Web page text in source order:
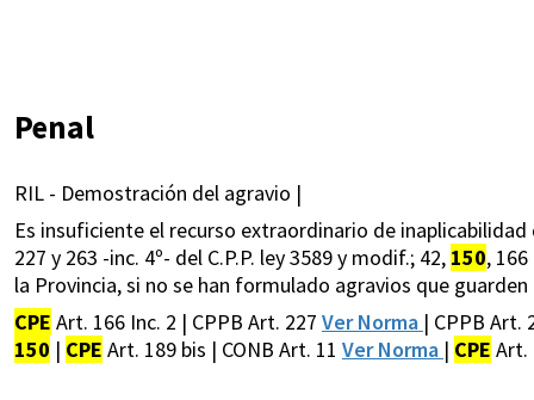
Penal
RIL - Demostración del agravio |
Es insuficiente el recurso extraordinario de
227 y 263 -inc. 4º- del C.P.P. ley 3589 y modif.; 42, 150,
la Provincia, si no se han formulado agravios que
CPE Art. 166 Inc. 2 | CPPB Art. 227 Ver Norma | CPPB Art.
150 | CPE Art. 189 bis | CONB Art. 11 Ver Norma | CPE Art.